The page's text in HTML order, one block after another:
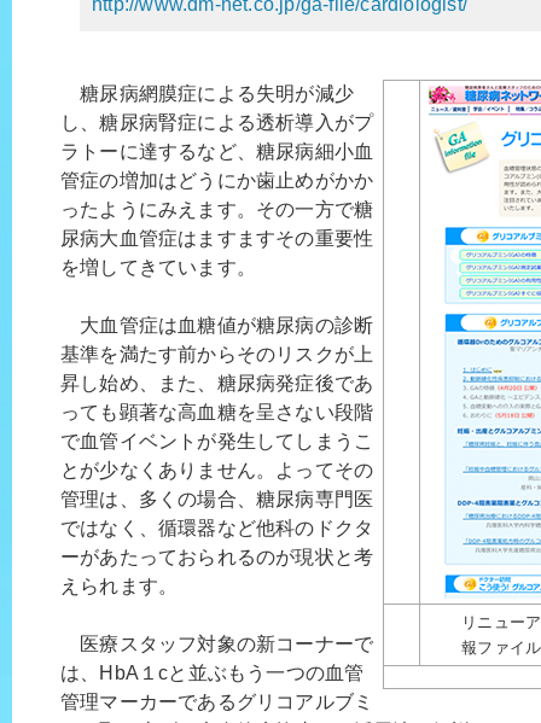
http://www.dm-net.co.jp/ga-file/cardiologist/
リニュー
報ファイ
糖尿病網膜症による失明が減少
し、糖尿病腎症による透析導入がプ
ラトーに達するなど、糖尿病細小血
管症の増加はどうにか歯止めがかか
ったようにみえます。その一方で糖
尿病大血管症はますますその重要性
を増してきています。
大血管症は血糖値が糖尿病の診断
基準を満たす前からそのリスクが上
昇し始め、また、糖尿病発症後であ
っても顕著な高血糖を呈さない段階
で血管イベントが発生してしまうこ
とが少なくありません。よってその
管理は、多くの場合、糖尿病専門医
ではなく、循環器など他科のドクタ
ーがあたっておられるのが現状と考
えられます。
医療スタッフ対象の新コーナーで
は、HbA１cと並ぶもう一つの血管
管理マーカーであるグリコアルブミ